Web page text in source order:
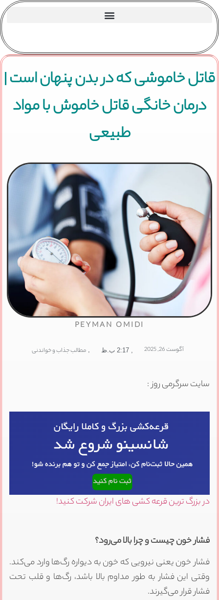
قاتل خاموشی که در بدن پنهان است |
درمان خانگی قاتل خاموش با مواد
طبیعی
PEYMAN OMIDI
آگوست 26, 2025 , 2:17 ب.ظ مطالب جذاب و خواندنی
سایت سرگرمی روز :
در بزرگ ترین قرعه کشی های ایران شرکت کنید!
فشار خون چیست و چرا بالا می‌رود؟
فشار خون یعنی نیرویی که خون به دیواره رگ‌ها وارد می‌کند.
وقتی این فشار به طور مداوم بالا باشد، رگ‌ها و قلب تحت
فشار قرار می‌گیرند.